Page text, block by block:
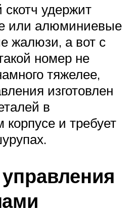
удержит
или алюминиевые
жалюзи, а вот с
номер не
тяжелее,
изготовлен
в
и требует